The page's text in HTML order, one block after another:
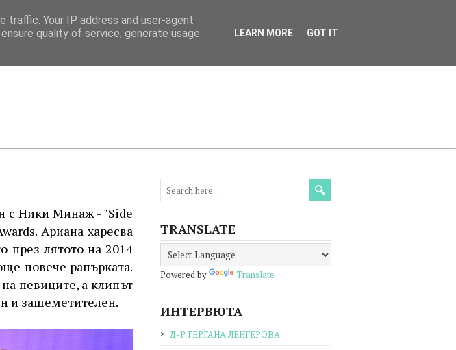
с Ники Минаж - "Side
Ариана харесва
през лятото на 2014
повече рапърката.
певиците, а клипът
и зашеметителен.
TRANSLATE
Powered by Translate
ИНТЕРВЮТА
Д-Р ГЕРГАНА ЛЕНГЕРОВА
Your IP address and user-agent
quality of service, generate usage
LEARN MORE GOT IT